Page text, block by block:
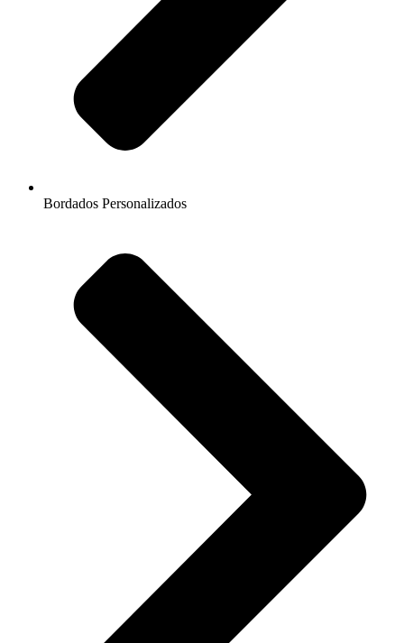
Bordados Personalizados